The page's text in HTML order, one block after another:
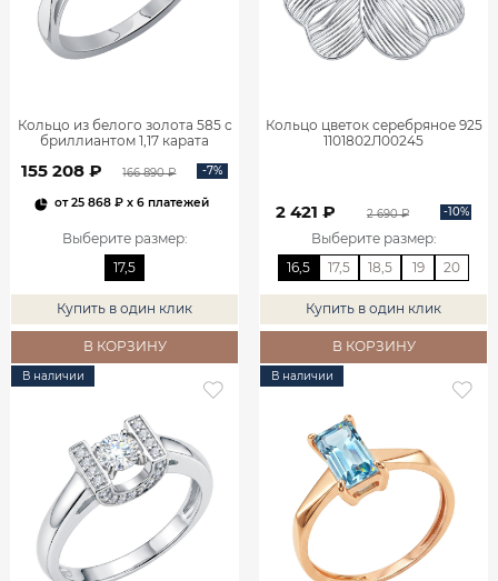
Кольцо из белого золота 585 с
бриллиантом 1,17 карата
155 208 ₽ 166 890 ₽ -7%
от25 868 ₽x 6 платежей
Выберите размер:
17,5
Купить в один клик
В КОРЗИНУ
Кольцо цветок серебряное 925
1101802Л00245
2 421 ₽ 2 690 ₽ -10%
Выберите размер:
16,5
17,5 18,5 19 20
Купить в один клик
В КОРЗИНУ
В наличии В наличии